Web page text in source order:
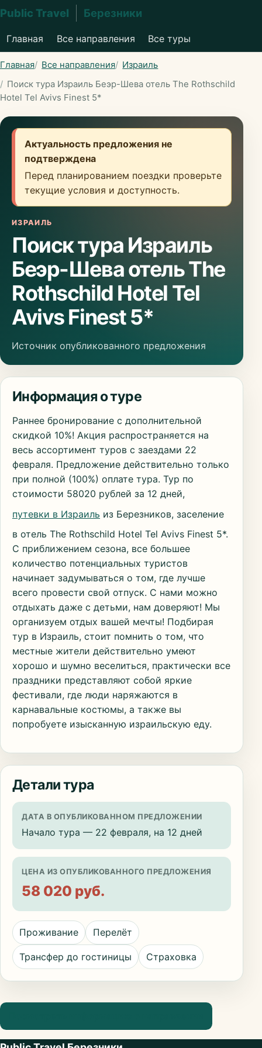
Public Travel Березники
Главная Все направления Все туры
Главная Все направления
Израиль
Поиск тура Израиль Беэр-Шева отель The Rothschild
Hotel Tel Avivs Finest 5*
Актуальность предложения не
подтверждена
Перед планированием поездки проверьте
текущие условия и доступность.
ИЗРАИЛЬ
Поиск тура Израиль
Беэр-Шева отель The
Rothschild Hotel Tel
Avivs Finest 5*
Источник опубликованного предложения
Информация о туре
Раннее бронирование с дополнительной
скидкой 10%! Акция распространяется на
весь ассортимент туров с заездами 22
февраля. Предложение действительно только
при полной (100%) оплате тура. Тур по
стоимости 58020 рублей за 12 дней,
путевки в Израиль из Березников, заселение
в отель The Rothschild Hotel Tel Avivs Finest 5*.
С приближением сезона, все большее
количество потенциальных туристов
начинает задумываться о том, где лучше
всего провести свой отпуск. С нами можно
отдыхать даже с детьми, нам доверяют! Мы
организуем отдых вашей мечты! Подбирая
тур в Израиль, стоит помнить о том, что
местные жители действительно умеют
хорошо и шумно веселиться, практически все
праздники представляют собой яркие
фестивали, где люди наряжаются в
карнавальные костюмы, а также вы
попробуете изысканную израильскую еду.
Детали тура
ДАТА В ОПУБЛИКОВАННОМ ПРЕДЛОЖЕНИИ
Начало тура — 22 февраля, на 12 дней
ЦЕНА ИЗ ОПУБЛИКОВАННОГО ПРЕДЛОЖЕНИЯ
58 020 руб.
Проживание Перелёт
Трансфер до гостиницы Страховка